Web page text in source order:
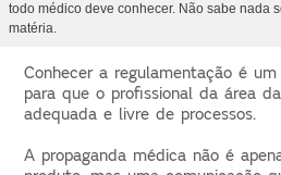
todo médico deve conhecer. Não sabe nada
matéria.
Conhecer a regulamentação é
para que o profissional da área
adequada e livre de processos.
A propaganda médica não é